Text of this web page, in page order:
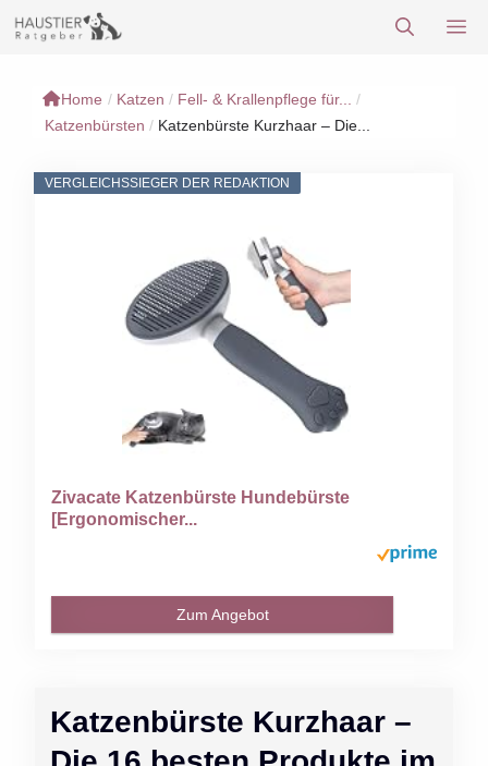
Inhalt
Home / Katzen / Fell- & Krallenpflege für...
/
Katzenbürsten / Katzenbürste Kurzhaar – Die...
Katzenbürste Kurzhaar –
VERGLEICHSSIEGER DER REDAKTION
Zivacate Katzenbürste Hundebürste
[Ergonomischer...
Zum Angebot